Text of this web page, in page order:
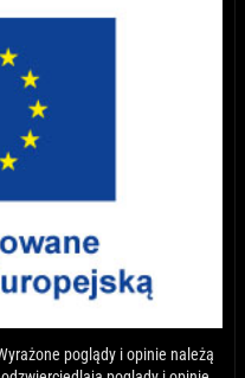
poglądy i opinie należą